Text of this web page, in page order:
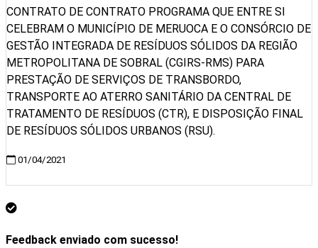
CONTRATO DE CONTRATO PROGRAMA QUE ENTRE SI
CELEBRAM O MUNICÍPIO DE MERUOCA E O CONSÓRCIO DE
GESTÃO INTEGRADA DE RESÍDUOS SÓLIDOS DA REGIÃO
METROPOLITANA DE SOBRAL (CGIRS-RMS) PARA
PRESTAÇÃO DE SERVIÇOS DE TRANSBORDO,
TRANSPORTE AO ATERRO SANITÁRIO DA CENTRAL DE
TRATAMENTO DE RESÍDUOS (CTR), E DISPOSIÇÃO FINAL
DE RESÍDUOS SÓLIDOS URBANOS (RSU).
01/04/2021
Feedback enviado com sucesso!